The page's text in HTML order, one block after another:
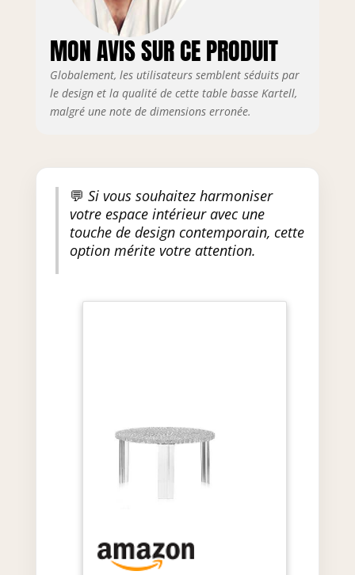
MON AVIS SUR CE PRODUIT
Globalement, les utilisateurs semblent séduits par
le design et la qualité de cette table basse Kartell,
malgré une note de dimensions erronée.
💬 Si vous souhaitez harmoniser
votre espace intérieur avec une
touche de design contemporain, cette
option mérite votre attention.